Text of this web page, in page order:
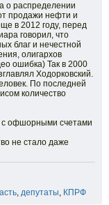
о распределении
продажи нефти и
в 2012 году, перед
говорил, что
благ и нечестной
олигархов
ошибка) Так в 2000
Ходорковский.
По последней
количество
с офшорными счетами
не стало даже
, депутаты, КПРФ